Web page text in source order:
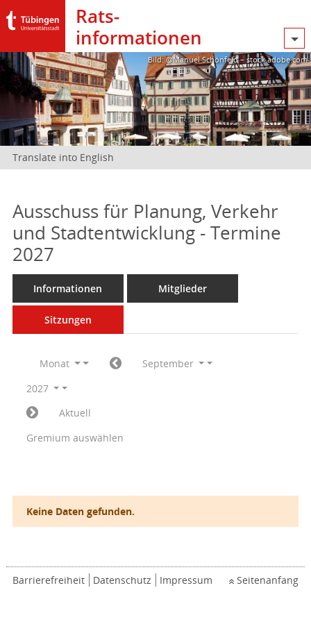
Rats­
informationen
Bild: @Manuel Schönfeld – stock.adobe.com
Translate into English
Ausschuss für Planung, Verkehr
und Stadtentwicklung - Termine
2027
Informationen Mitglieder
Sitzungen
Monat
September
2027
Aktuell
Gremium auswählen
Keine Daten gefunden.
Barrierefreiheit Datenschutz Impressum Seitenanfang